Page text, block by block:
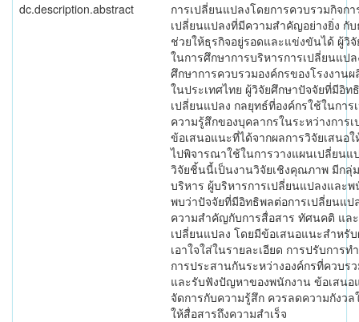
dc.description.abstract
การเปลี่ยนแปลงโดยการควบรวมกิจกา
เปลี่ยนแปลงที่มีความสำคัญอย่างยิ่ง กั
ช่วยให้ธุรกิจอยู่รอดและแข่งขันได้ ผู้วิ
ในการศึกษาการบริหารการเปลี่ยนแป
ศึกษาการควบรวมองค์กรของโรงงาน
ในประเทศไทย ผู้วิจัยศึกษาปัจจัยที่มีอิท
เปลี่ยนแปลง กลยุทธ์ที่องค์กรใช้ในกา
ความรู้สึกของบุคลากรในระหว่างการ
ข้อเสนอแนะที่ได้จากผลการวิจัยเสนอ
ไปพิจารณาใช้ในการวางแผนเปลี่ยนแ
วิจัยชิ้นนี้เป็นงานวิจัยเชิงคุณภาพ มีกลุ่
บริหาร ผู้บริหารการเปลี่ยนแปลงและ
พบว่าปัจจัยที่มีอิทธิพลต่อการเปลี่ยนแป
ความสำคัญกับการสื่อสาร ทัศนคติ แล
เปลี่ยนแปลง โดยมีข้อเสนอแนะสำหรั
เอาใจใส่ในรายละเอียด การปรับการ
การประสานกันระหว่างองค์กรที่ควบร
และรับฟังปัญหาของพนักงาน ข้อเสนอ
จัดการกับความรู้สึก ควรลดความกังว
ให้สื่อสารถึงความสำเร็จ